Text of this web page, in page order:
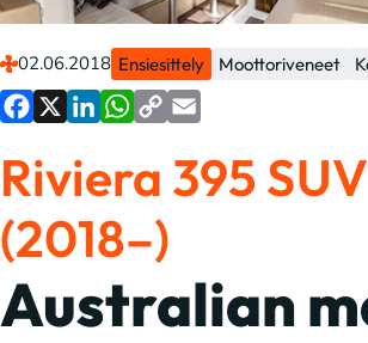
02.06.2018 Ensiesittely Moottoriveneet
Link
Riviera 395 SUV
(2018–)
Australian